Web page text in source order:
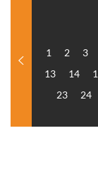
1 2 3
13
14
23
24